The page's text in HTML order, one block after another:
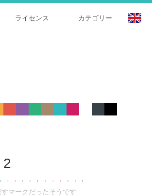
カテゴリー
ライセンス
2
マークだったそうです